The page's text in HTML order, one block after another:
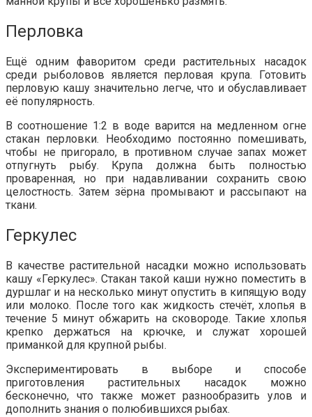
Перловка
Ещё одним фаворитом среди растительных насадок
среди рыболовов является перловая крупа. Готовить
перловую кашу значительно легче, что и обуславливает
её популярность.
В соотношение 1:2 в воде варится на медленном огне
стакан перловки. Необходимо постоянно помешивать,
чтобы не пригорало, в противном случае запах может
отпугнуть рыбу. Крупа должна быть полностью
проваренная, но при надавливании сохранить свою
целостность. Затем зёрна промывают и рассыпают на
ткани.
Геркулес
В качестве растительной насадки можно использовать
кашу «Геркулес». Стакан такой каши нужно поместить в
дуршлаг и на несколько минут опустить в кипящую воду
или молоко. После того как жидкость стечёт, хлопья в
течение 5 минут обжарить на сковороде. Такие хлопья
крепко держаться на крючке, и служат хорошей
приманкой для крупной рыбы.
Экспериментировать в выборе и способе
приготовления растительных насадок можно
бесконечно, что также может разнообразить улов и
дополнить знания о полюбившихся рыбах.